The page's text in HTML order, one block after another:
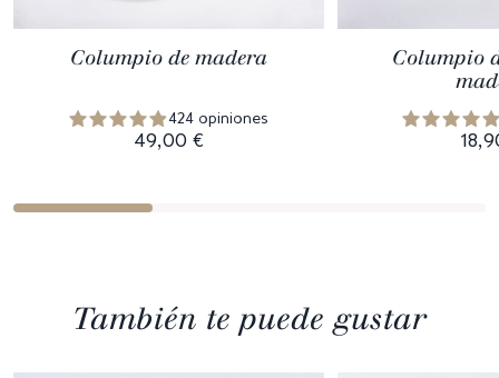
Columpio de madera
424 opiniones
49,00 €
Columpio
También te puede gustar